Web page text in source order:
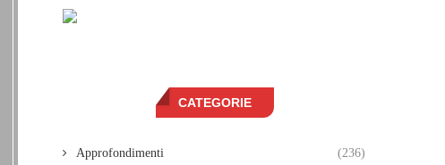
CATEGORIE
Approfondimenti (236)